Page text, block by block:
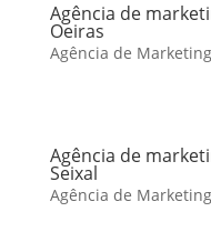
Agência de
Oeiras
Agência de
Agência de
Seixal
Agência de